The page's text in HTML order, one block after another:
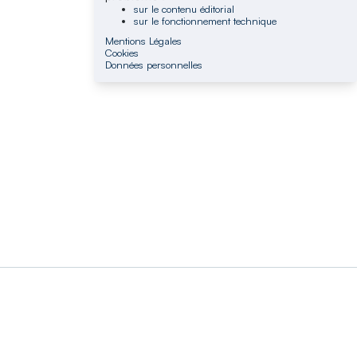
sur le contenu éditorial
sur le fonctionnement technique
Mentions Légales
Cookies
Données personnelles